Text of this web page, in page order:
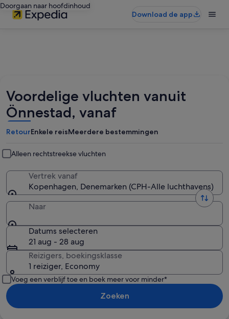
Doorgaan naar hoofdinhoud
Download de app
Voordelige vluchten vanuit
Önnestad, vanaf
RetourEnkele reisMeerdere bestemmingen
Alleen rechtstreekse vluchten
Vertrek vanaf
Kopenhagen, Denemarken (CPH-Alle luchthavens)
Naar
Datums selecteren
21 aug - 28 aug
Reizigers, boekingsklasse
1 reiziger, Economy
Voeg een verblijf toe en boek meer voor minder*
Zoeken